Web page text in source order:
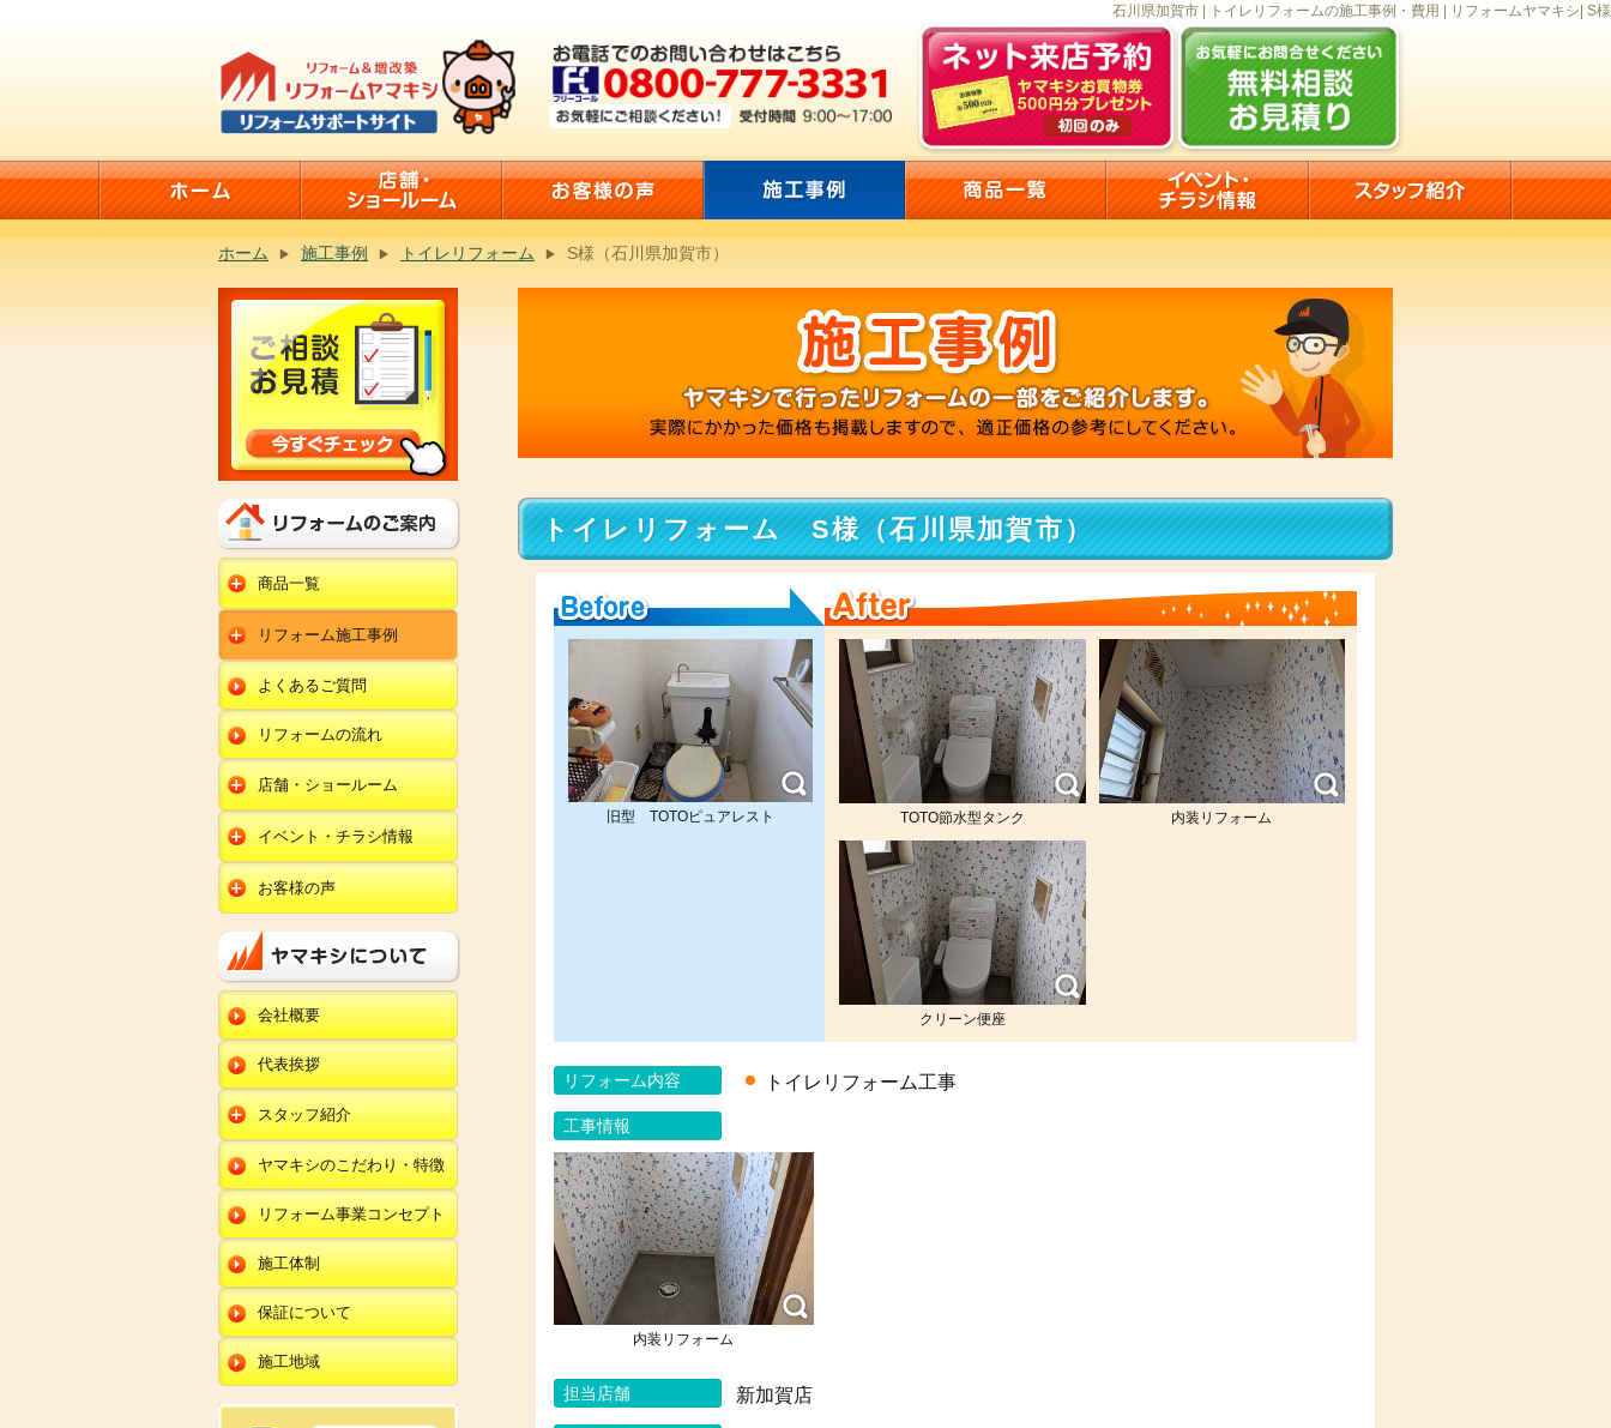
石川県加賀市 | トイレリフォームの施工事例・費用 | リフォームヤマキシ| S様
ホーム 施工事例 トイレリフォーム S様（石川県加賀市）
トイレリフォーム S様（石川県加賀市）
旧型 TOTOピュアレスト
After
TOTO節水型タンク 内装リフォーム
クリーン便座
リフォーム内容 トイレリフォーム工事
工事情報
内装リフォーム
担当店舗 新加賀店
商品一覧
水回りリフォーム
キッチンリフォーム
ユニットバスリフォー
ム
トイレリフォーム
洗面化粧台リフォー
ム
オール電化セット
エコキュート
給湯器
エクステリア
外壁塗装
内装リフォーム
リフォーム施工事例
キッチン
ユニットバス
トイレ
洗面化粧台
エクステリア
外壁塗装・外装工事
改装・内装リフォー
ム
修理・小工事
全面リフォーム
よくあるご質問
リフォームの流れ
店舗・ショールーム
田鶴浜店
金沢野々市店
川北店
小松店
新加賀店
金津店
朝日店
羽咋店
金沢田上店
イベント・チラシ情報
田鶴浜店
金沢野々市店
小松店
新加賀店
金津店
朝日店
羽咋店
金沢田上店
お客様の声
キッチン
ユニットバス
トイレ
洗面化粧台
オール電化・給湯器
エクステリア
外壁塗装・外壁工事
改装・内装リフォー
ム
修理・小工事
全面リフォーム
会社概要
代表挨拶
スタッフ紹介
本部
田鶴浜店
金沢野々市店
川北店
小松店
新加賀店
金津店
ヤマキシのこだわり・特徴
リフォーム事業コンセプト
施工体制
保証について
施工地域